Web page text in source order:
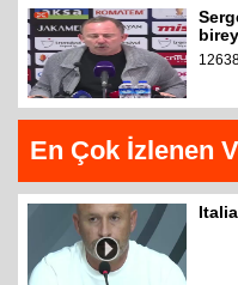
En Çok İzlenen